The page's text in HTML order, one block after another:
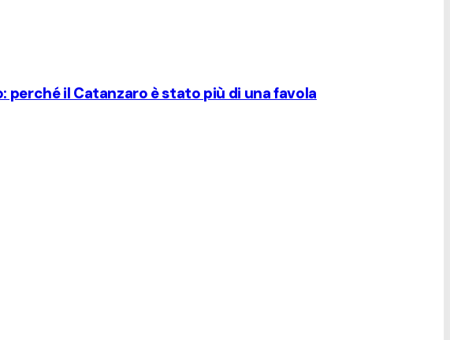
perché il Catanzaro è stato più di una favola